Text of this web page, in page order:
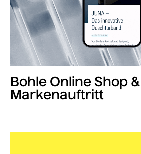
Bohle Online Shop &
Markenauftritt